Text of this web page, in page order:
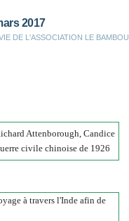
2017
DE L'ASSOCIATION LE BAMBOU
Attenborough, Candice
civile chinoise de 1926
à travers l'Inde afin de